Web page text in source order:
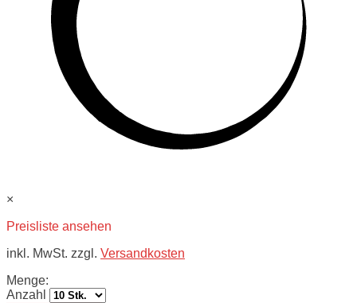
×
Preisliste ansehen
inkl. MwSt. zzgl. Versandkosten
Menge:
Anzahl